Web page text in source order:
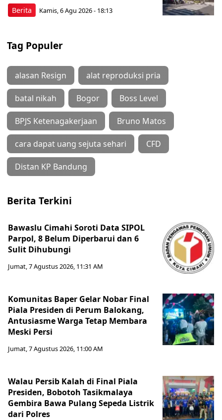
Berita Kamis, 6 Agu 2026 - 18:13
Tag Populer
alasan Resign alat reproduksi pria
batal nikah Bogor Boss Level
BPJS Ketenagakerjaan Bruno Matos
cara dapat uang sejuta sehari CFD
Distan KP Bandung
Berita Terkini
Bawaslu Cimahi Soroti Data SIPOL
Parpol, 8 Belum Diperbarui dan 6
Sulit Dihubungi
Jumat, 7 Agustus 2026, 11:31 AM
Komunitas Baper Gelar Nobar Final
Piala Presiden di Perum Balokang,
Antusiasme Warga Tetap Membara
Meski Persi
Jumat, 7 Agustus 2026, 11:00 AM
Walau Persib Kalah di Final Piala
Presiden, Bobotoh Tasikmalaya
Gembira Bawa Pulang Sepeda Listrik
dari Polres